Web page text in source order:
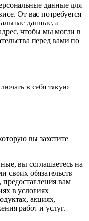
данные для
От вас потребуется
данные, а
чтобы мы могли в
перед вами по
в себя такую
вы захотите
вы соглашаетесь на
своих обязательств
вам
в условиях
акциях,
работ и услуг.